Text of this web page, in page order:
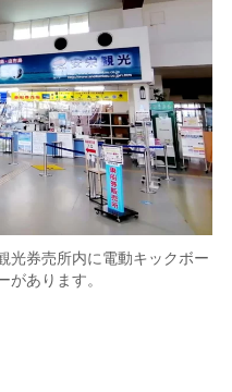
光券売所内に電動キックボー
があります。